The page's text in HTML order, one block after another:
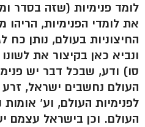
לומד פנימיות (שזה בסדר
את לומדי הפנימיות, הריהו
החיצוניות בעולם, נותן כח
ונביא כאן בקיצור את
סו) ודע, שבכל דבר יש
העולם נחשבים ישראל,
לפנימיות העולם, וע’
העולם. וכן בישראל עצמם